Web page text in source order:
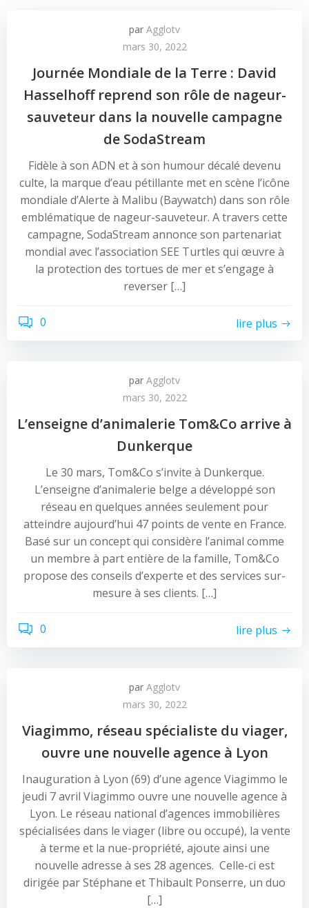
par Agglotv
mars 30, 2022
Journée Mondiale de la Terre : David
Hasselhoff reprend son rôle de nageur-
sauveteur dans la nouvelle campagne
de SodaStream
Fidèle à son ADN et à son humour décalé devenu
culte, la marque d’eau pétillante met en scène l’icône
mondiale d’Alerte à Malibu (Baywatch) dans son rôle
emblématique de nageur-sauveteur. A travers cette
campagne, SodaStream annonce son partenariat
mondial avec l’association SEE Turtles qui œuvre à
la protection des tortues de mer et s’engage à
reverser […]
0 lire plus
par Agglotv
mars 30, 2022
L’enseigne d’animalerie Tom&Co arrive à
Dunkerque
Le 30 mars, Tom&Co s’invite à Dunkerque.
L’enseigne d’animalerie belge a développé son
réseau en quelques années seulement pour
atteindre aujourd’hui 47 points de vente en France.
Basé sur un concept qui considère l’animal comme
un membre à part entière de la famille, Tom&Co
propose des conseils d’experte et des services sur-
mesure à ses clients. […]
0 lire plus
par Agglotv
mars 30, 2022
Viagimmo, réseau spécialiste du viager,
ouvre une nouvelle agence à Lyon
Inauguration à Lyon (69) d’une agence Viagimmo le
jeudi 7 avril Viagimmo ouvre une nouvelle agence à
Lyon. Le réseau national d’agences immobilières
spécialisées dans le viager (libre ou occupé), la vente
à terme et la nue-propriété, ajoute ainsi une
nouvelle adresse à ses 28 agences. Celle-ci est
dirigée par Stéphane et Thibault Ponserre, un duo
[…]